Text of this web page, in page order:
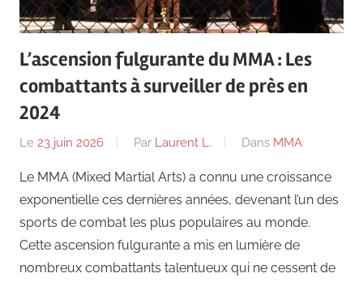
L’ascension fulgurante du MMA : Les
combattants à surveiller de près en
2024
Le 23 juin 2026 Par Laurent L. Dans MMA
Le MMA (Mixed Martial Arts) a connu une croissance
exponentielle ces dernières années, devenant l’un des
sports de combat les plus populaires au monde.
Cette ascension fulgurante a mis en lumière de
nombreux combattants talentueux qui ne cessent de